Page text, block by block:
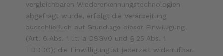
vergleichbaren Wiedererkennungstechnologien
abgefragt wurde, erfolgt die Verarbeitung
ausschließlich auf Grundlage dieser Einwilligung
(Art. 6 Abs. 1 lit. a DSGVO und § 25 Abs. 1
TDDDG); die Einwilligung ist jederzeit widerrufbar.